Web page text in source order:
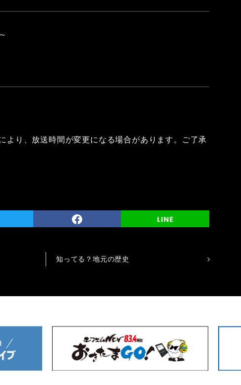
より、放送時間が変更になる場合があります。ご了承
知ってる？地元の歴史